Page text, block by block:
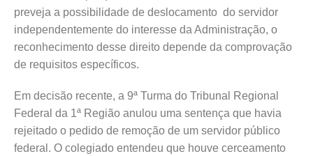
preveja a possibilidade de deslocamento do servidor
independentemente do interesse da Administração, o
reconhecimento desse direito depende da comprovação
de requisitos específicos.
Em decisão recente, a 9ª Turma do Tribunal Regional
Federal da 1ª Região anulou uma sentença que havia
rejeitado o pedido de remoção de um servidor público
federal. O colegiado entendeu que houve cerceamento